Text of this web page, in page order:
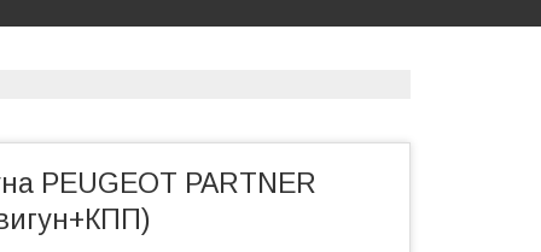
PEUGEOT PARTNER